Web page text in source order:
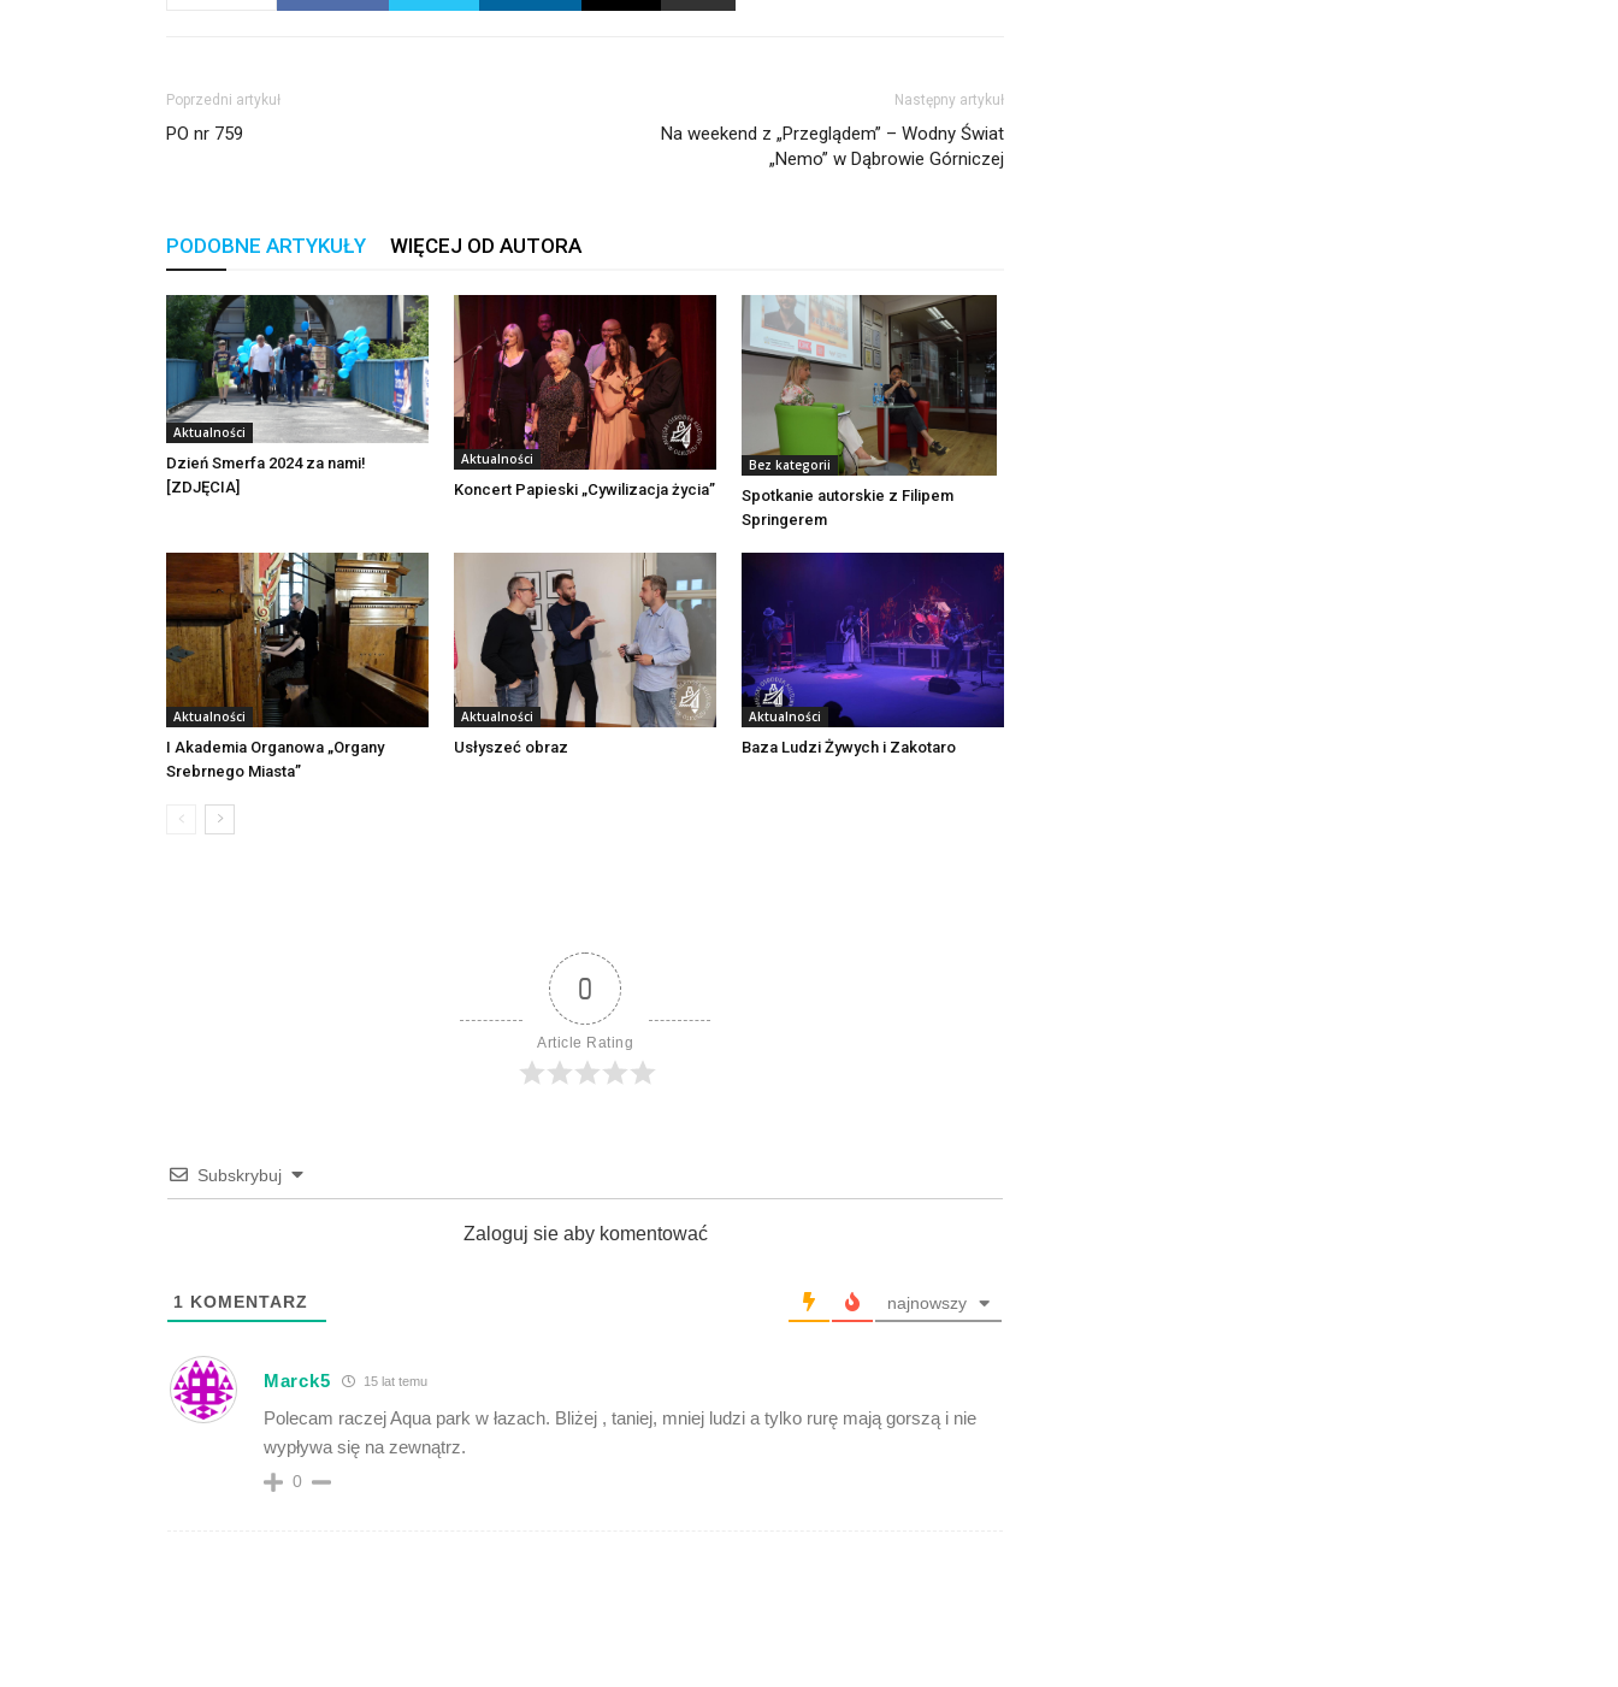
Poprzedni artykuł
PO nr 759
Następny artykuł
Na weekend z „Przeglądem” – Wodny Świat
„Nemo” w Dąbrowie Górniczej
PODOBNE ARTYKUŁY WIĘCEJ OD AUTORA
Aktualności
Dzień Smerfa 2024 za nami!
[ZDJĘCIA]
Aktualności
Koncert Papieski „Cywilizacja życia”
Bez kategorii
Spotkanie autorskie z Filipem
Springerem
Aktualności
I Akademia Organowa „Organy
Srebrnego Miasta”
Aktualności
Usłyszeć obraz
Aktualności
Baza Ludzi Żywych i Zakotaro
0
Article Rating
Subskrybuj
Zaloguj sie aby komentować
1 KOMENTARZ najnowszy
Marck5 15 lat temu
Polecam raczej Aqua park w łazach. Bliżej , taniej, mniej ludzi a tylko rurę mają gorszą i nie
wypływa się na zewnątrz.
0